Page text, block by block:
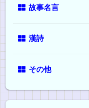
故事名言
漢詩
その他